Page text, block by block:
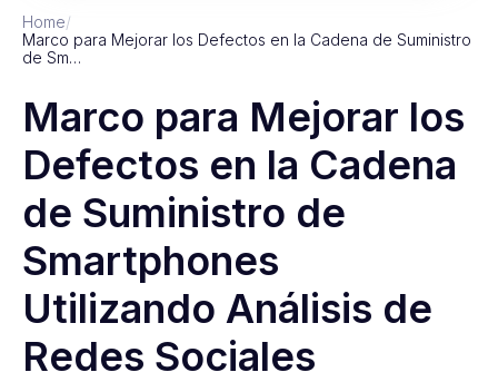
Home/
Marco para Mejorar los Defectos en la Cadena de Suministro
de Sm…
Marco para Mejorar los
Defectos en la Cadena
de Suministro de
Smartphones
Utilizando Análisis de
Redes Sociales